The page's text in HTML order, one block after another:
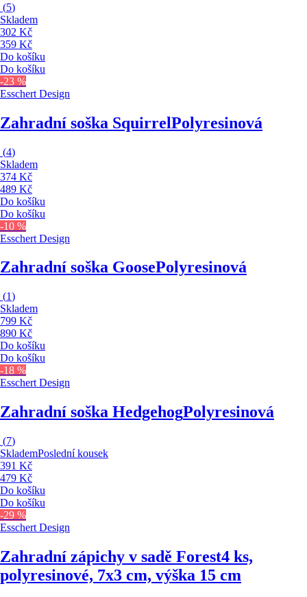
(5)
Skladem
302 Kč
359 Kč
Do košíku
Do košíku
-23 %
Esschert Design
Zahradní soška SquirrelPolyresinová
(4)
Skladem
374 Kč
489 Kč
Do košíku
Do košíku
-10 %
Esschert Design
Zahradní soška GoosePolyresinová
(1)
Skladem
799 Kč
890 Kč
Do košíku
Do košíku
-18 %
Esschert Design
Zahradní soška HedgehogPolyresinová
(7)
SklademPoslední kousek
391 Kč
479 Kč
Do košíku
Do košíku
-29 %
Esschert Design
Zahradní zápichy v sadě Forest4 ks,
polyresinové, 7x3 cm, výška 15 cm